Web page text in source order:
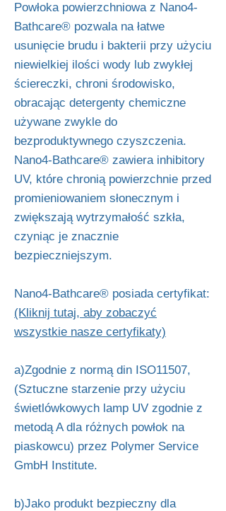
Powłoka powierzchniowa z Nano4-
Bathcare® pozwala na łatwe
usunięcie brudu i bakterii przy użyciu
niewielkiej ilości wody lub zwykłej
ściereczki, chroni środowisko,
obracając detergenty chemiczne
używane zwykle do
bezproduktywnego czyszczenia.
Nano4-Bathcare® zawiera inhibitory
UV, które chronią powierzchnie przed
promieniowaniem słonecznym i
zwiększają wytrzymałość szkła,
czyniąc je znacznie
bezpieczniejszym.
Nano4-Bathcare® posiada certyfikat:
(Kliknij tutaj, aby zobaczyć
wszystkie nasze certyfikaty)
a)Zgodnie z normą din ISO11507,
(Sztuczne starzenie przy użyciu
świetlówkowych lamp UV zgodnie z
metodą A dla różnych powłok na
piaskowcu) przez Polymer Service
GmbH Institute.
b)Jako produkt bezpieczny dla